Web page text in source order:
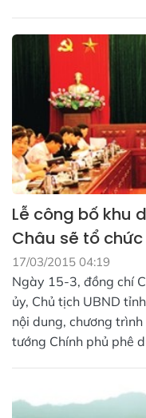
Lễ công bố khu
Châu sẽ tổ
17/03/2015 04:19
Ngày 15-3, đồng chí
ủy, Chủ tịch UBND
nội dung, chương
tướng Chính phủ phê